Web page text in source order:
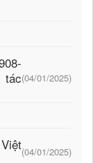
(04/01/2025)
(04/01/2025)